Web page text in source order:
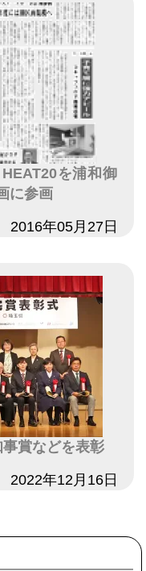
を浦和御
に参画
2016年05月27日
賞などを表彰
2022年12月16日